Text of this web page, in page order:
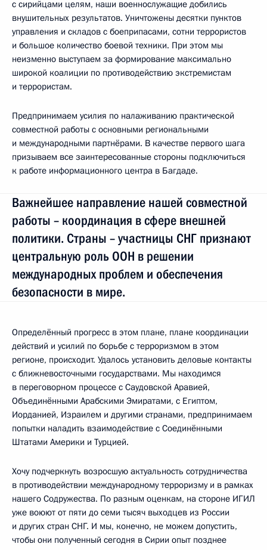
с сирийцами целям, наши военнослужащие добились
внушительных результатов. Уничтожены десятки пунктов
управления и складов с боеприпасами, сотни террористов
и большое количество боевой техники. При этом мы
неизменно выступаем за формирование максимально
широкой коалиции по противодействию экстремистам
и террористам.
Предпринимаем усилия по налаживанию практической
совместной работы с основными региональными
и международными партнёрами. В качестве первого шага
призываем все заинтересованные стороны подключиться
к работе информационного центра в Багдаде.
Важнейшее направление нашей совместной
работы – координация в сфере внешней
политики. Страны – участницы СНГ признают
центральную роль ООН в решении
международных проблем и обеспечения
безопасности в мире.
Определённый прогресс в этом плане, плане координации
действий и усилий по борьбе с терроризмом в этом
регионе, происходит. Удалось установить деловые контакты
с ближневосточными государствами. Мы находимся
в переговорном процессе с Саудовской Аравией,
Объединёнными Арабскими Эмиратами, с Египтом,
Иорданией, Израилем и другими странами, предпринимаем
попытки наладить взаимодействие с Соединёнными
Штатами Америки и Турцией.
Хочу подчеркнуть возросшую актуальность сотрудничества
в противодействии международному терроризму и в рамках
нашего Содружества. По разным оценкам, на стороне ИГИЛ
уже воюют от пяти до семи тысяч выходцев из России
и других стран СНГ. И мы, конечно, не можем допустить,
чтобы они полученный сегодня в Сирии опыт позднее